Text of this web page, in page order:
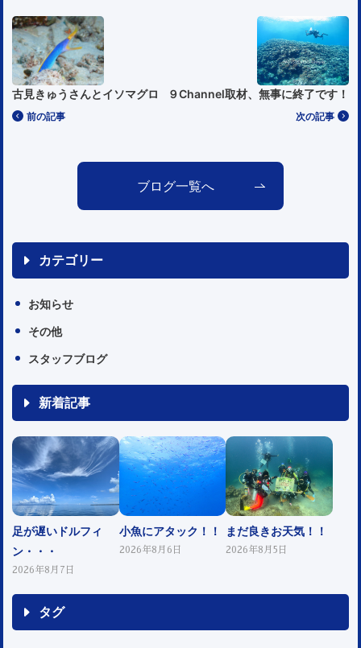
前の記事
古見きゅうさんとイソマグロ
次の記事
９Channel取材、無事に終了です！
ブログ一覧へ
カテゴリー
お知らせ
その他
スタッフブログ
新着記事
足が遅いドルフィ
ン・・・
2026年8月7日
小魚にアタック！！
2026年8月6日
まだ良きお天気！！
2026年8月5日
タグ